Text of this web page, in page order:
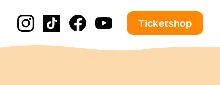
Ticketshop